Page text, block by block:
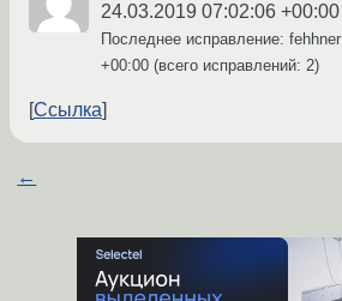
24.03.2019 07:02:06 +00:00
Последнее исправление: fehhner
+00:00 (всего исправлений: 2)
Ссылка
←